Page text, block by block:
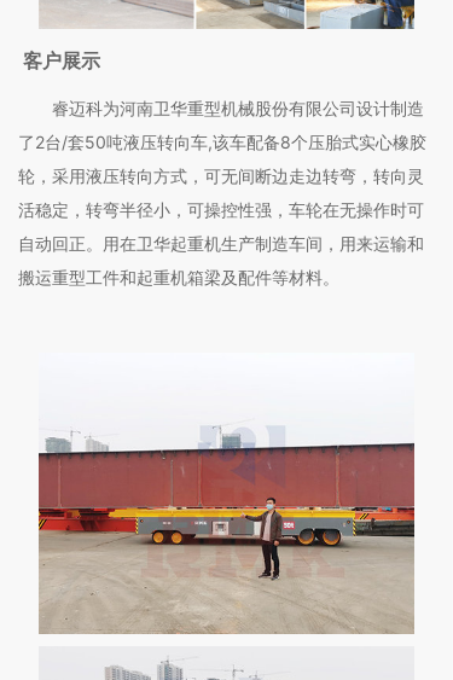
客户展示
睿迈科为河南卫华重型机械股份有限公司设计制造
了2台/套50吨液压转向车,该车配备8个压胎式实心橡胶
轮，采用液压转向方式，可无间断边走边转弯，转向灵
活稳定，转弯半径小，可操控性强，车轮在无操作时可
自动回正。用在卫华起重机生产制造车间，用来运输和
搬运重型工件和起重机箱梁及配件等材料。